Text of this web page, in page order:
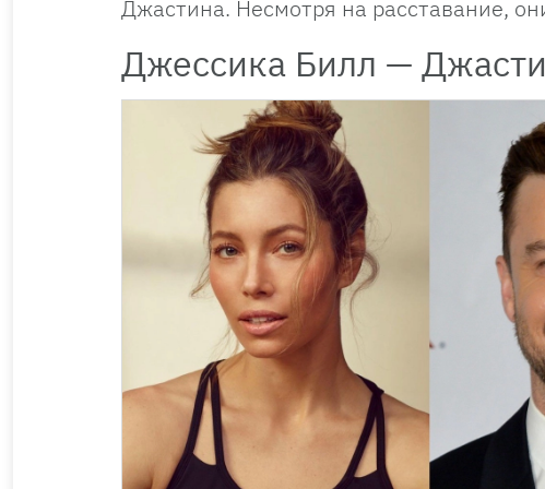
Джастина. Несмотря на расставание,
Джессика Билл —